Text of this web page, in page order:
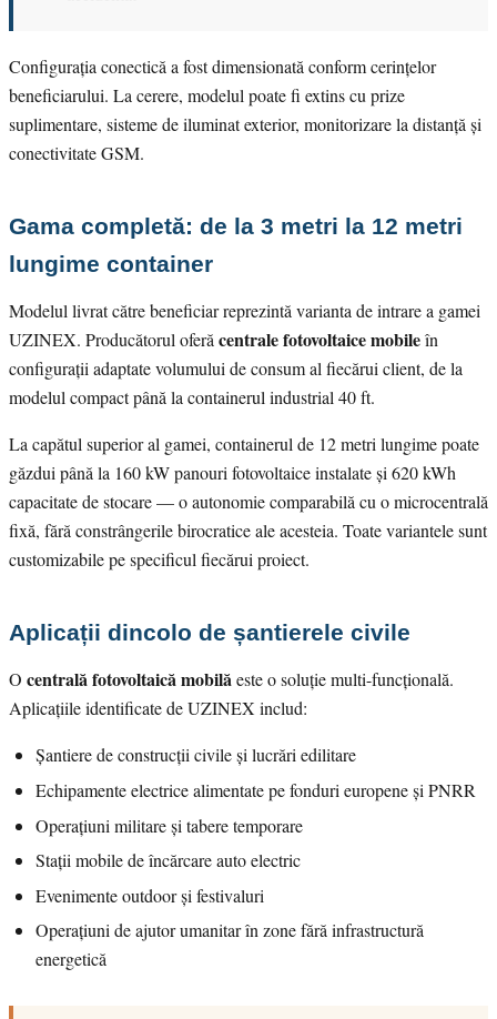
Configurația conectică a fost dimensionată conform cerințelor
beneficiarului. La cerere, modelul poate fi extins cu prize
suplimentare, sisteme de iluminat exterior, monitorizare la distanță și
conectivitate GSM.
Gama completă: de la 3 metri la 12 metri
lungime container
Modelul livrat către beneficiar reprezintă varianta de intrare a gamei
UZINEX. Producătorul oferăcentrale fotovoltaice mobileîn
configurații adaptate volumului de consum al fiecărui client, de la
modelul compact până la containerul industrial 40 ft.
La capătul superior al gamei, containerul de 12 metri lungime poate
găzdui până la 160 kW panouri fotovoltaice instalate și 620 kWh
capacitate de stocare — o autonomie comparabilă cu o microcentrală
fixă, fără constrângerile birocratice ale acesteia. Toate variantele sunt
customizabile pe specificul fiecărui proiect.
Aplicații dincolo de șantierele civile
O centrală fotovoltaică mobilăeste o soluție multi-funcțională.
Aplicațiile identificate de UZINEX includ:
Șantiere de construcții civile și lucrări edilitare
Echipamente electrice alimentate pe fonduri europene și PNRR
Operațiuni militare și tabere temporare
Stații mobile de încărcare auto electric
Evenimente outdoor și festivaluri
Operațiuni de ajutor umanitar în zone fără infrastructură
energetică